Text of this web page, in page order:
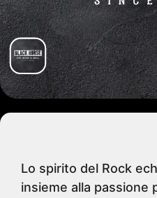
Lo spirito del Rock
insieme alla passione